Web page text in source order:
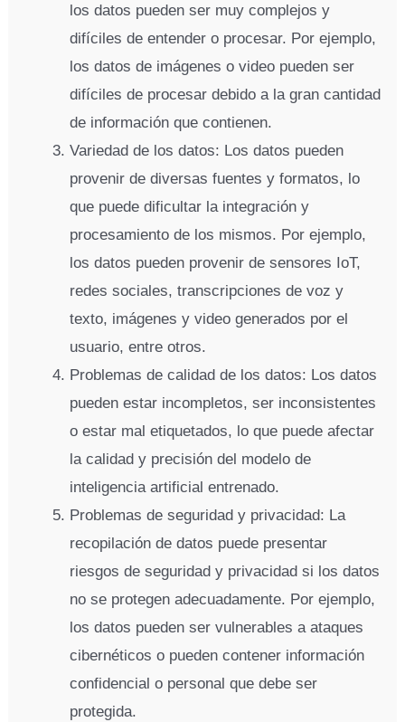
los datos pueden ser muy complejos y
difíciles de entender o procesar. Por ejemplo,
los datos de imágenes o video pueden ser
difíciles de procesar debido a la gran cantidad
de información que contienen.
Variedad de los datos: Los datos pueden
provenir de diversas fuentes y formatos, lo
que puede dificultar la integración y
procesamiento de los mismos. Por ejemplo,
los datos pueden provenir de sensores IoT,
redes sociales, transcripciones de voz y
texto, imágenes y video generados por el
usuario, entre otros.
Problemas de calidad de los datos: Los datos
pueden estar incompletos, ser inconsistentes
o estar mal etiquetados, lo que puede afectar
la calidad y precisión del modelo de
inteligencia artificial entrenado.
Problemas de seguridad y privacidad: La
recopilación de datos puede presentar
riesgos de seguridad y privacidad si los datos
no se protegen adecuadamente. Por ejemplo,
los datos pueden ser vulnerables a ataques
cibernéticos o pueden contener información
confidencial o personal que debe ser
protegida.